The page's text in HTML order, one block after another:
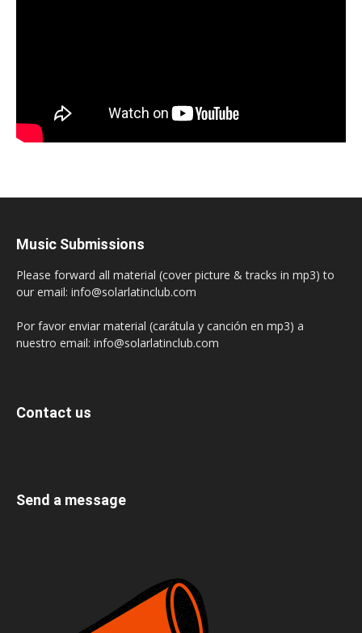
Music Submissions
Please forward all material (cover picture & tracks in mp3) to
our email: info@solarlatinclub.com
Por favor enviar material (carátula y canción en mp3) a
nuestro email: info@solarlatinclub.com
Contact us
Send a message